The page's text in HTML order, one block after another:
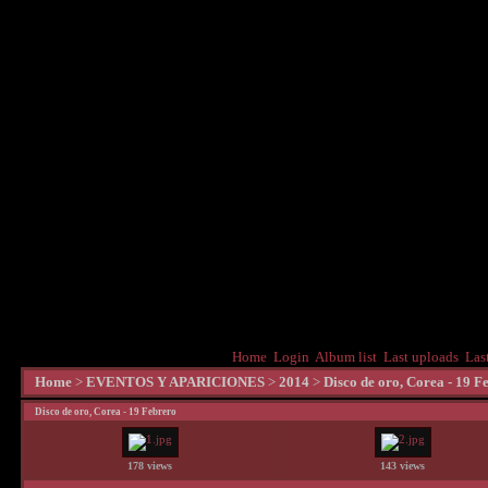
Home Login Album list Last uploads
Home > EVENTOS Y APARICIONES > 2014 > Disco de oro, Corea - 19
Disco de oro, Corea - 19 Febrero
178 views 143 views